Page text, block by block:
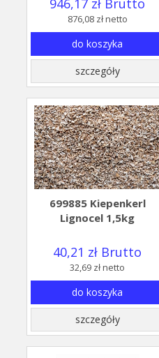
876,08 zł netto
do koszyka
szczegóły
699885 Kiepenkerl
Lignocel 1,5kg
40,21 zł Brutto
32,69 zł netto
do koszyka
szczegóły